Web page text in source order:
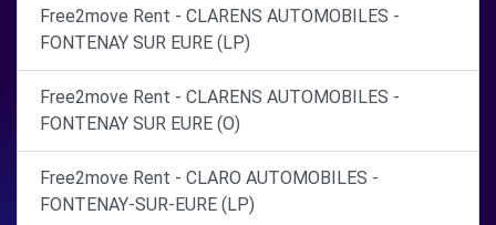
Free2move Rent - CLARENS AUTOMOBILES -
FONTENAY SUR EURE (LP)
Free2move Rent - CLARENS AUTOMOBILES -
FONTENAY SUR EURE (O)
Free2move Rent - CLARO AUTOMOBILES -
FONTENAY-SUR-EURE (LP)